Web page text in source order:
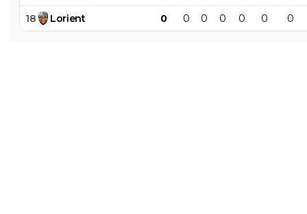
18 Lorient 0 0 0 0 0 0 0